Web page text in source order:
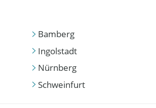
Bamberg
Ingolstadt
Nürnberg
Schweinfurt